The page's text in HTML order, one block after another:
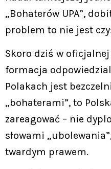
„Bohaterów UPA”,
problem to nie jest
Skoro dziś w
formacja
Polakach jest
„bohaterami”, to
zareagować – nie
słowami
twardym prawem.